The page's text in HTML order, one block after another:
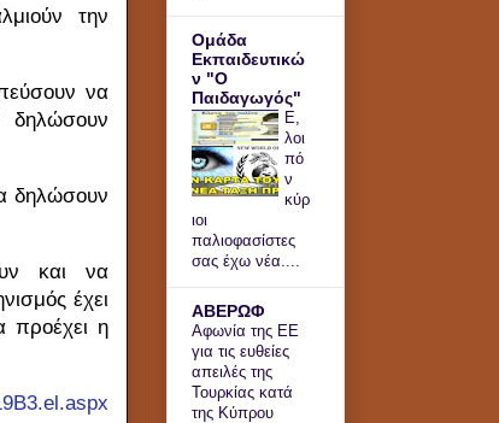
την
να
δηλώσουν
δηλώσουν
και να
έχει
προέχει η
Ομάδα
Εκπαιδευτικώ
ν "Ο
Παιδαγωγός"
Ε,
λοι
πό
ν
κύρ
ιοι
παλιοφασίστες
σας έχω νέα....
ΑΒΕΡΩΦ
Αφωνία της ΕΕ
για τις ευθείες
απειλές της
Τουρκίας κατά
της Κύπρου